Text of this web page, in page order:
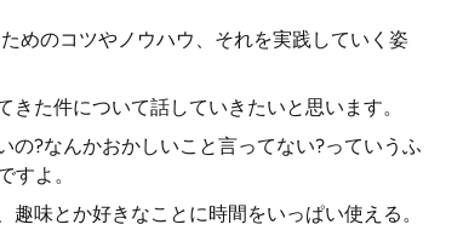
めのコツやノウハウ、それを実践していく姿
た件について話していきたいと思います。
?なんかおかしいこと言ってない?っていうふ
すよ。
味とか好きなことに時間をいっぱい使える。